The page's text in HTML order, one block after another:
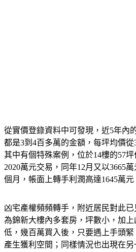
從實價登錄資料中可發現，近5年內
都是3到4百多萬的金額，每坪均價
其中有個特殊案例，位於14樓的57
2020萬元交易，同年12月又以3665
個月，帳面上轉手利潤高達1645萬元
凶宅產權頻頻轉手，附近居民對此
為錦新大樓內多套房，坪數小，加
低，幾百萬買入後，只要遇上手頭
產生獲利空間；同樣情況也出現在